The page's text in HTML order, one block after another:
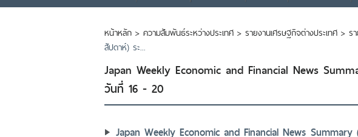
หน้าหลัก > ความสัมพันธ์ระหว่างประเทศ > รายงานเศรษฐกิจต่างประเทศ > ร
สัปดาห์) ระ...
Japan Weekly Economic and Financial News
วันที่ 16 - 20
Japan Weekly Economic and Financial News